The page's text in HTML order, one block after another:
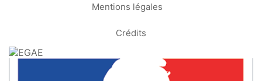
Mentions légales
Crédits